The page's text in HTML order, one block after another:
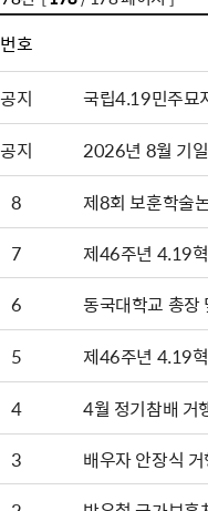
번호
공지
국립4.19민주묘
공지
2026년 8월 기
8
제8회 보훈학술
7
제46주년 4.19
6
동국대학교 총장
5
제46주년 4.19
4
4월 정기참배 거
3
배우자 안장식 거